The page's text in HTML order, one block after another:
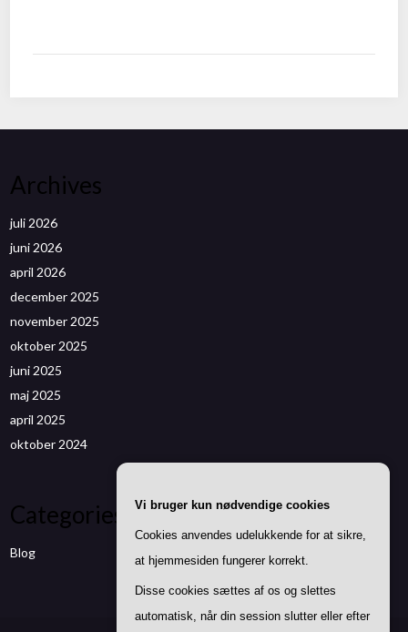
Archives
juli 2026
juni 2026
april 2026
december 2025
november 2025
oktober 2025
juni 2025
maj 2025
april 2025
oktober 2024
Categories
Blog
Vi bruger kun nødvendige cookies
Cookies anvendes udelukkende for at sikre,
at hjemmesiden fungerer korrekt.
Disse cookies sættes af os og slettes
automatisk, når din session slutter eller efter